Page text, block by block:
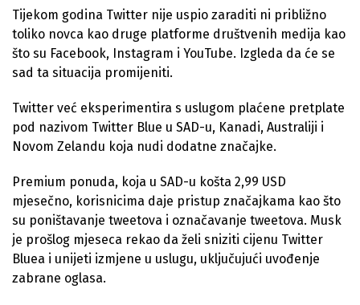
Tijekom godina Twitter nije uspio zaraditi ni približno
toliko novca kao druge platforme društvenih medija kao
što su Facebook, Instagram i YouTube. Izgleda da će se
sad ta situacija promijeniti.
Twitter već eksperimentira s uslugom plaćene pretplate
pod nazivom Twitter Blue u SAD-u, Kanadi, Australiji i
Novom Zelandu koja nudi dodatne značajke.
Premium ponuda, koja u SAD-u košta 2,99 USD
mjesečno, korisnicima daje pristup značajkama kao što
su poništavanje tweetova i označavanje tweetova. Musk
je prošlog mjeseca rekao da želi sniziti cijenu Twitter
Bluea i unijeti izmjene u uslugu, uključujući uvođenje
zabrane oglasa.